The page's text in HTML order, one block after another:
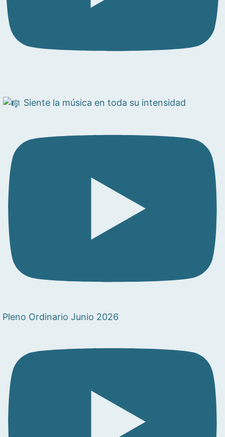
Siente la música en toda su intensidad
Pleno Ordinario Junio 2026